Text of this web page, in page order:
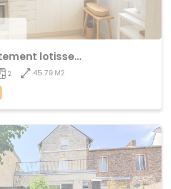
Achat Appartement lotissement
2
45.79 M2